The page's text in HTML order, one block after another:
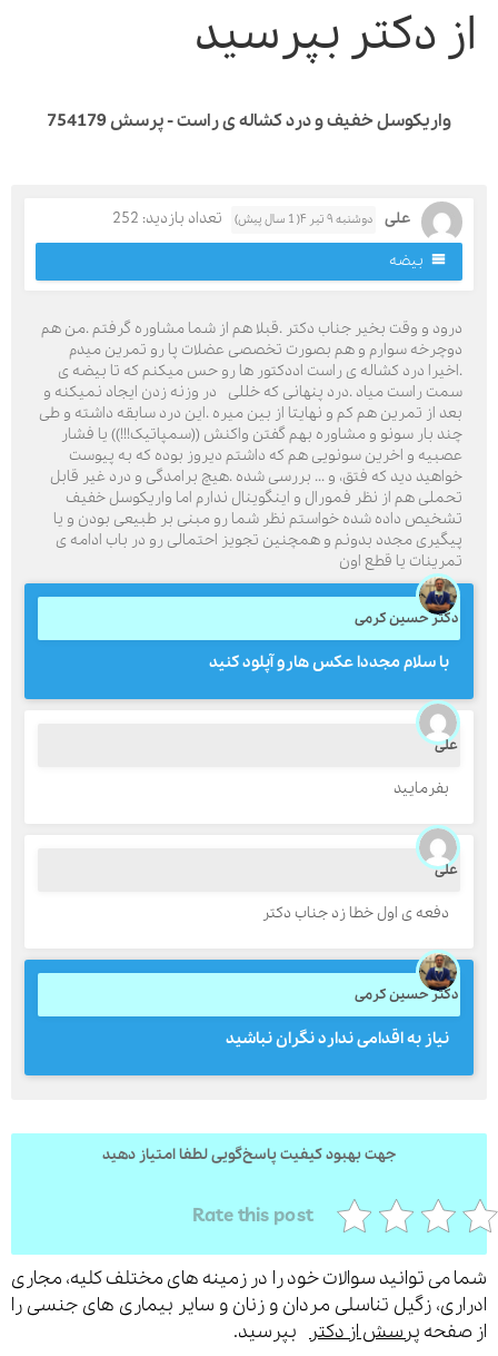
دکتر بپرسید
واریکوسل خفیف و درد کشاله ی راست - پرسش 754179
علی دوشنبه ۹ تیر ۴( 1 سال پیش)
تعداد بازدید: 252
بیضه
و وقت بخیر جناب دکتر .قبلا هم از شما مشاوره گرفتم .من هم
سوارم و هم بصورت تخصصی عضلات پا رو تمرین میدم
درد کشاله ی راست اددکتور ها رو حس میکنم که تا بیضه ی
راست میاد .درد پنهانی که خللی در وزنه زدن ایجاد نمیکنه و
از تمرین هم کم و نهایتا از بین میره .این درد سابقه داشته و طی
بار سونو و مشاوره بهم گفتن واکنش ((سمپاتیک!!!)) یا فشار
و اخرین سونویی هم که داشتم دیروز بوده که به پیوست
دید که فتق، و ... بررسی شده .هیچ برامدگی و درد غیر قابل
هم از نظر فمورال و اینگوینال ندارم اما واریکوسل خفیف
داده شده خواستم نظر شما رو مبنی بر طبیعی بودن و یا
مجدد بدونم و همچنین تجویز احتمالی رو در باب ادامه ی
یا قطع اون
دکتر حسین کرمی
با سلام مجددا عکس هارو آپلود کنید
بفرمایید
دفعه ی اول خطا زد جناب دکتر
دکتر حسین کرمی
نیاز به اقدامی ندارد نگران نباشید
جهت بهبود کیفیت پاسخ‌گویی لطفا امتیاز دهید
Rate this post
توانید سوالات خود را در زمینه های مختلف کلیه، مجاری
زگیل تناسلی مردان و زنان و سایر بیماری های جنسی را
پرسش از دکتربپرسید.
ارسال
قدرت گرفته از همیارسیستم